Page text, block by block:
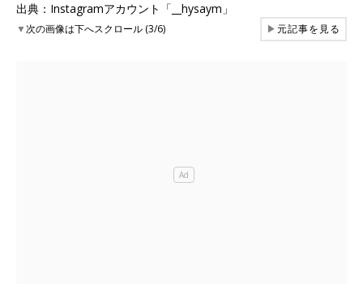
出典：Instagramアカウント「__hysaym」
▼次の画像は下へスクロール (3/6) ▶元記事を見る